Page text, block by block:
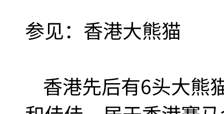
参见：香港大熊猫
香港先后有6头大熊